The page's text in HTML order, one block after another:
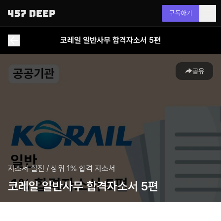
구독하기
코레일 일반사무 합격자소서 5편
공유
자소서 실전 / 상위 1% 합격 자소서
코레일 일반사무 합격자소서 5편